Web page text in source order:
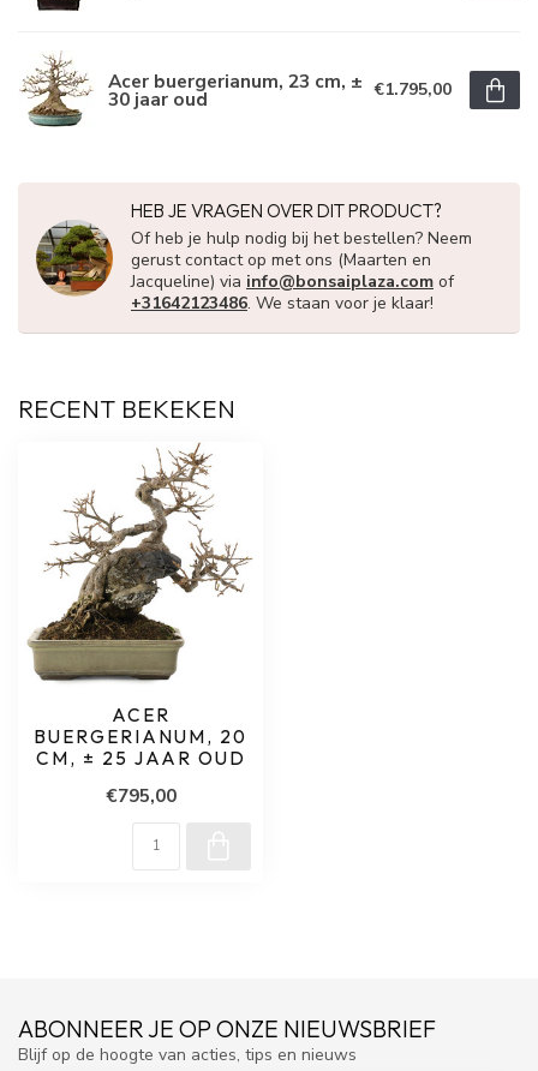
Acer buergerianum, 23 cm, ±
30 jaar oud €1.795,00
HEB JE VRAGEN OVER DIT PRODUCT?
Of heb je hulp nodig bij het bestellen? Neem
gerust contact op met ons (Maarten en
Jacqueline) via info@bonsaiplaza.com of
+31642123486. We staan voor je klaar!
RECENT BEKEKEN
ACER
BUERGERIANUM, 20
CM, ± 25 JAAR OUD
€795,00
ABONNEER JE OP ONZE NIEUWSBRIEF
Blijf op de hoogte van acties, tips en nieuws